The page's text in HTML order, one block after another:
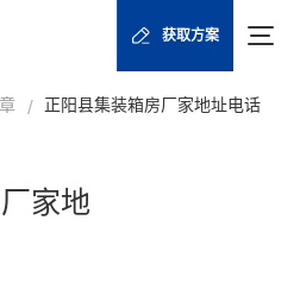
获取方案
/ 正阳县集装箱房厂家地址电话
家地